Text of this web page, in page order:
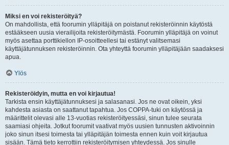
Miksi en voi rekisteröityä?
On mahdollista, että foorumin ylläpitäjä on poistanut rekisteröinnin käytöstä
estääkseen uusia vierailijoita rekisteröitymästä. Foorumin ylläpitäjä on voinut
myös asettaa porttikiellon IP-osoitteellesi tai estänyt valitsemasi
käyttäjätunnuksen rekisteröinnin. Ota yhteyttä foorumin ylläpitäjään saadaksesi
apua.
Ylös
Rekisteröidyin, mutta en voi kirjautua!
Tarkista ensin käyttäjätunnuksesi ja salasanasi. Jos ne ovat oikein, yksi
kahdesta asiasta on saattanut tapahtua. Jos COPPA-tuki on käytössä ja
määrittelit olevasi alle 13-vuotias rekisteröityessäsi, sinun tulee seurata
saamiasi ohjeita. Jotkut foorumit vaativat myös uusien tunnusten aktivoinnin
joko sinun itsesi toimesta tai ylläpitäjän toimesta ennen kuin voit kirjautua
sisään. Tämä tieto kerrottiin rekisteröitymisen yhteydessä. Jos sinulle